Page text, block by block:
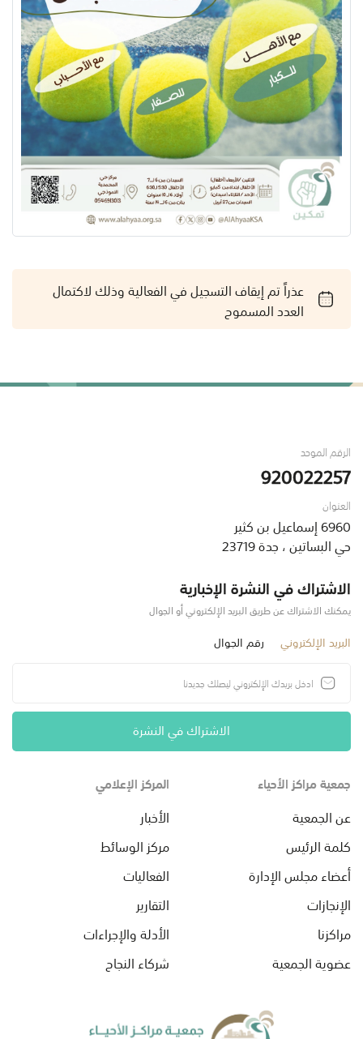
عذراً تم إيقاف التسجيل في الفعالية وذلك لاكتمال
العدد المسموح
الرقم الموحد
920022257
العنوان
6960 إسماعيل بن كثير
حي البساتين ، جدة 23719
الاشتراك في النشرة الإخبارية
يمكنك الاشتراك عن طريق البريد الإلكتروني أو الجوال
البريد الإلكتروني رقم الجوال
الاشتراك في النشرة
جمعية مراكز الأحياء
عن الجمعية
كلمة الرئيس
أعضاء مجلس الإدارة
الإنجازات
مراكزنا
عضوية الجمعية
المركز الإعلامي
الأخبار
مركز الوسائط
الفعاليات
التقارير
الأدلة والإجراءات
شركاء النجاح